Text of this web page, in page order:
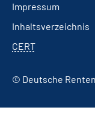
Impressum
Inhaltsverzeichnis
CERT
© Deutsche